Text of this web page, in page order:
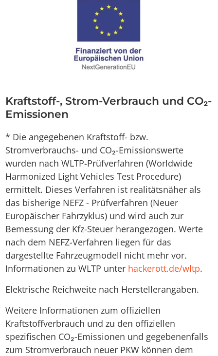
Kraftstoff-, Strom-Verbrauch und CO₂-
Emissionen
* Die angegebenen Kraftstoff- bzw.
Stromverbrauchs- und CO₂-Emissionswerte
wurden nach WLTP-Prüfverfahren (Worldwide
Harmonized Light Vehicles Test Procedure)
ermittelt. Dieses Verfahren ist realitätsnäher als
das bisherige NEFZ - Prüfverfahren (Neuer
Europäischer Fahrzyklus) und wird auch zur
Bemessung der Kfz-Steuer herangezogen. Werte
nach dem NEFZ-Verfahren liegen für das
dargestellte Fahrzeugmodell nicht mehr vor.
Informationen zu WLTP unter hackerott.de/wltp.
Elektrische Reichweite nach Herstellerangaben.
Weitere Informationen zum offiziellen
Kraftstoffverbrauch und zu den offiziellen
spezifischen CO₂-Emissionen und gegebenenfalls
zum Stromverbrauch neuer PKW können dem